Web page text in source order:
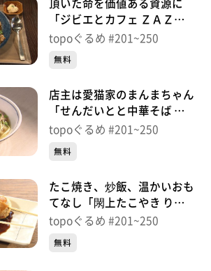
頂いた命を価値ある資源に
「ジビエとカフェ ＺＡＺＡ
Ｏ」（蔵王町遠刈田温泉本
topoぐるめ #201~250
無料
店主は愛猫家のまんまちゃん
「せんだいとと中華そば ね
こまんま」（青葉区国分町）
topoぐるめ #201~250
無料
たこ焼き、炒飯、温かいおも
てなし「閖上たこやき りり
～あっぷ」（若林区連坊）＃
topoぐるめ #201~250
無料